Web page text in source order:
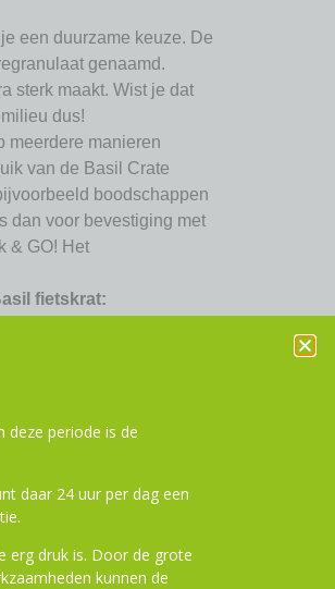
een duurzame keuze. De
genaamd.
sterk maakt. Wist je dat
dus!
meerdere manieren
van de Basil Crate
boodschappen
dan voor bevestiging met
& GO! Het
fietskrat:
kunt nemen.
van bijvoorbeeld MIK,
bevestigen. Afhankelijk
deze periode is de
daar 24 uur per dag een
erg druk is. Door de grote
kunnen de